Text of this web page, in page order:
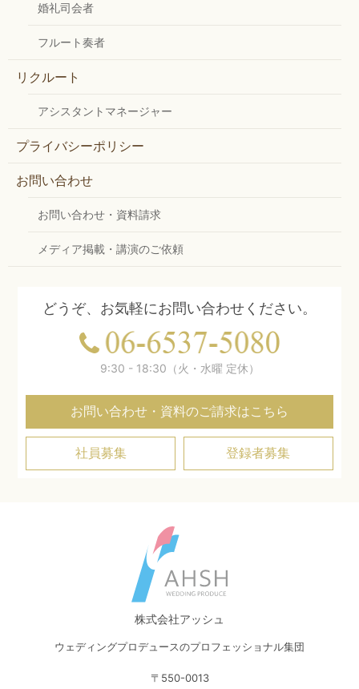
婚礼司会者
フルート奏者
リクルート
アシスタントマネージャー
プライバシーポリシー
お問い合わせ
お問い合わせ・資料請求
メディア掲載・講演のご依頼
どうぞ、お気軽にお問い合わせください。
9:30 - 18:30（火・水曜 定休）
お問い合わせ・資料のご請求はこちら
社員募集 登録者募集
株式会社アッシュ
ウェディングプロデュースのプロフェッショナル集団
〒550-0013